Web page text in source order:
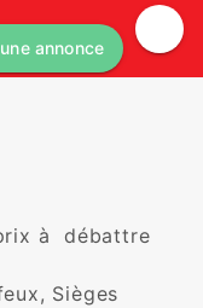
annonce
à  débattre
Sièges